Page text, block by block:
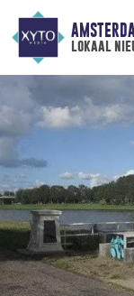
lokaal